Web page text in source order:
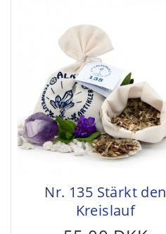
Nr. 135 Stärkt den
Kreislauf